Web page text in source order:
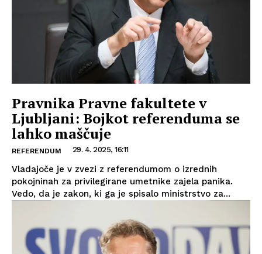
Pravnika Pravne fakultete v
Ljubljani: Bojkot referenduma se
lahko maščuje
REFERENDUM 29. 4. 2025, 16:11
Vladajoče je v zvezi z referendumom o izrednih
pokojninah za privilegirane umetnike zajela panika.
Vedo, da je zakon, ki ga je spisalo ministrstvo za...